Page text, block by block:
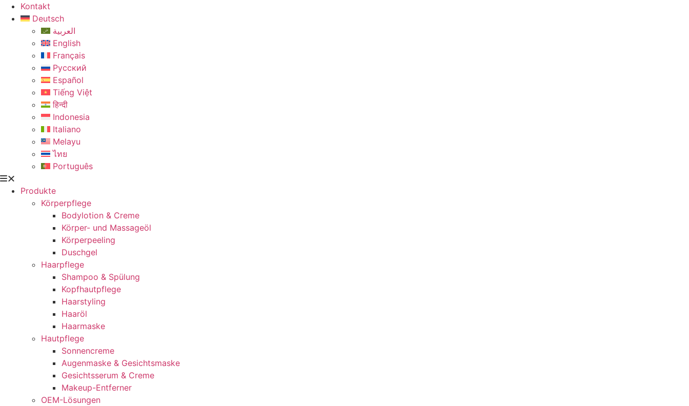
Kontakt
Deutsch
العربية
English
Français
Русский
Español
Tiếng Việt
हिन्दी
Indonesia
Italiano
Melayu
ไทย
Português
Produkte
Körperpflege
Bodylotion & Creme
Körper- und Massageöl
Körperpeeling
Duschgel
Haarpflege
Shampoo & Spülung
Kopfhautpflege
Haarstyling
Haaröl
Haarmaske
Hautpflege
Sonnencreme
Augenmaske & Gesichtsmaske
Gesichtsserum & Creme
Makeup-Entferner
OEM-Lösungen